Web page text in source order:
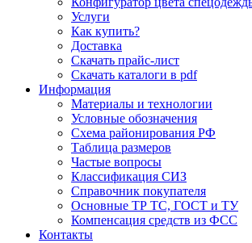
Услуги
Как купить?
Доставка
Скачать прайс-лист
Скачать каталоги в pdf
Информация
Материалы и технологии
Условные обозначения
Схема районирования РФ
Таблица размеров
Частые вопросы
Классификация СИЗ
Справочник покупателя
Основные ТР ТС, ГОСТ и ТУ
Компенсация средств из ФСС
Контакты